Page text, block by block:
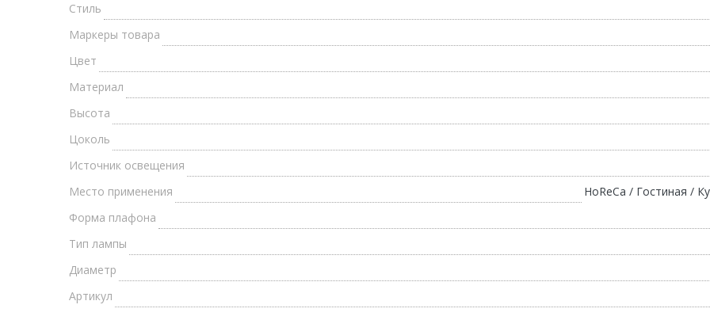
Стиль
Маркеры товара
Цвет
Материал
Высота
Цоколь
Источник освещения
Место применения
HoReCa / Гостиная /
Форма плафона
Тип лампы
Диаметр
Артикул